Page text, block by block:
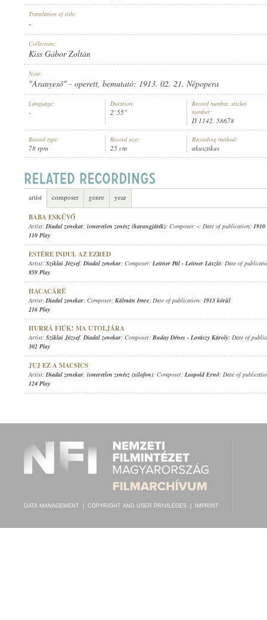
ARTIST:
D 1142
Translation of title:
-
Collection:
Kiss Gábor Zoltán
Note:
"Aranyeső" - operett, bemutató: 1913. 02. 21. Népopera
Language:
-
Duration:
2' 55"
Record number, sticker
number:
D 1142, 58678
Record type:
78 rpm
Record size:
25 cm
Recording method:
akusztikus
artist composer genre year
BABA ESKÜVŐ
Artist:Diadal zenekar, ismeretlen zenész (harangjáték); Composer: -; Date of publication:
110 Play
ESTÉRE INDUL AZ EZRED
Artist: Sziklai József,Diadal zenekar; Composer: Leitner Pál - Leitner László; Date of
859 Play
HACACÁRÉ
Artist:Diadal zenekar; Composer: Kálmán Imre; Date of publication: 1913 körül
216 Play
HURRÁ FIÚK! MA UTOLJÁRA
Artist: Sziklai József,Diadal zenekar; Composer: Buday Dénes - Lovászy Károly; Date of
302 Play
JUJ EZ A MACSICS
Artist:Diadal zenekar, ismeretlen zenész (xilofon); Composer: Leopold Ernő; Date of
124 Play
DATA MANAGEMENT COPYRIGHT AND USER PRIVILEGES IMPRINT